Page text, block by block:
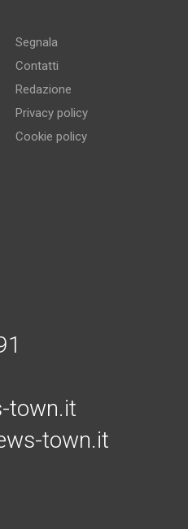
Segnala
Contatti
Redazione
Privacy policy
Cookie policy
town.it
town.it